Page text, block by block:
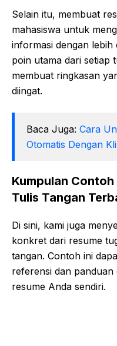
Selain itu, membuat
mahasiswa untuk
informasi dengan lebih
poin utama dari setiap
membuat ringkasan
diingat.
Baca Juga: Cara
Otomatis Dengan
Kumpulan Contoh
Tulis Tangan
Di sini, kami juga
konkret dari resume
tangan. Contoh ini
referensi dan
resume Anda sendiri.